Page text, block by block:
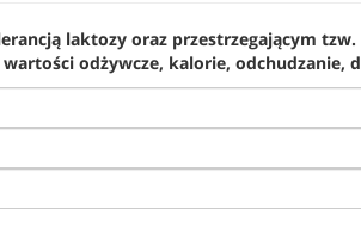
laktozy oraz przestrzegającym
wartości odżywcze, kalorie, odchudzanie,